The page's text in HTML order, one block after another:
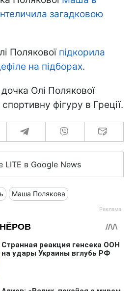
загадковою
Полякової підкорила
на підборах.
Олі Полякової
фігуру в Греції.
LITE в Google News
Маша Полякова